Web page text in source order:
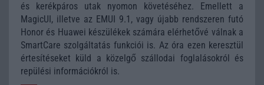
és kerékpáros utak nyomon követéséhez. Emellett a
MagicUI, illetve az EMUI 9.1, vagy újabb rendszeren futó
Honor és Huawei készülékek számára elérhetővé válnak a
SmartCare szolgáltatás funkciói is. Az óra ezen keresztül
értesítéseket küld a közelgő szállodai foglalásokról és
repülési információkról is.